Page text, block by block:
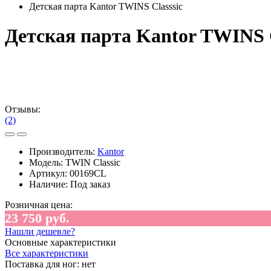
Детская парта Kantor TWINS Clаsssic
Детская парта Kantor TWINS
Отзывы:
(2)
Производитель: Kantor
Модель: TWIN Classic
Артикул: 00169CL
Наличие: Под заказ
Розничная цена:
23 750 руб.
Нашли дешевле?
Основные характеристики
Все характеристики
Поставка для ног: нет